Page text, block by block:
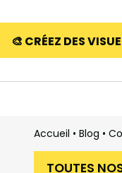
🎨 CRÉEZ DES
Accueil • Blog •
TOUTES